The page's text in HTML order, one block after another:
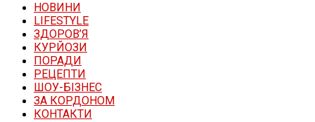
НОВИНИ
LIFESTYLE
ЗДОРОВ’Я
КУРЙОЗИ
ПОРАДИ
РЕЦЕПТИ
ШОУ-БІЗНЕС
ЗА КОРДОНОМ
КОНТАКТИ